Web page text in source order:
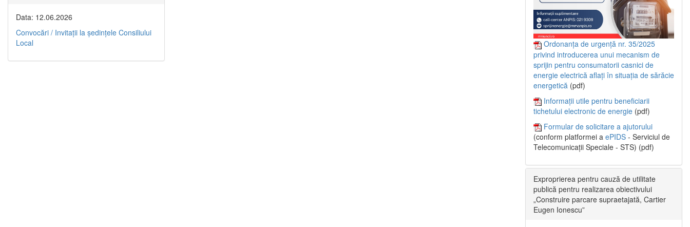
Data: 12.06.2026
Convocări / Invitaţii la şedinţele Consiliului
Local
Ordonanța de urgență nr. 35/2025
privind introducerea unui mecanism de
sprijin pentru consumatorii casnici de
energie electrică aflați în situația de sărăcie
energetică (pdf)
Informații utile pentru beneficiarii
tichetului electronic de energie (pdf)
Formular de solicitare a ajutorului
(conform platformei a ePIDS - Serviciul de
Telecomunicații Speciale - STS) (pdf)
Exproprierea pentru cauză de utilitate
publică pentru realizarea obiectivului
„Construire parcare supraetajată, Cartier
Eugen Ionescu”